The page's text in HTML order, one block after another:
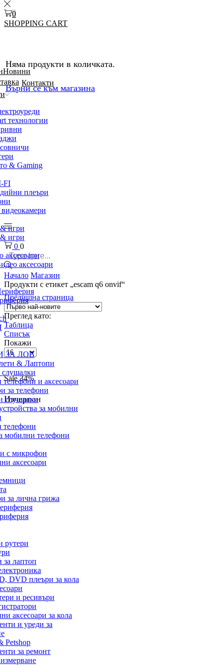
Новини
Контакти
технологии
& Gaming
FI
плеъри
игри
игри
аксесоари
аксесоари
ЗА ЛОВ
& Лаптопи
слушалки
и аксесоари
за телефони
слушалки
за мобилни
мобилни телефони
с микрофон
аксесоари
за лична грижа
рутери
за лаптоп
DVD плеъри за кола
и ресивъри
аксесоари за кола
и уреди за
Petshop
за ремонт
0 0
0
SHOPPING CART
Няма продукти в количката.
Върни се към магазина
Search
input
Начало Магазин
Продукти с етикет „escam q6 onvif“
Предишна страница
Преглед като:
Таблица
Списък
Покажи
Брой
продукти
на
страница
Sale34%
Изчерпан